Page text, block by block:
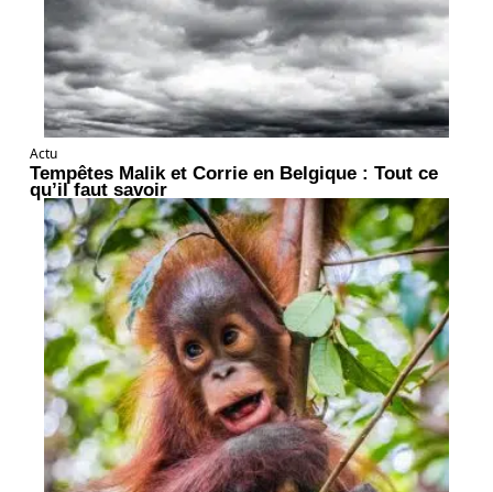
Actu
Tempêtes Malik et Corrie en Belgique : Tout ce
qu’il faut savoir